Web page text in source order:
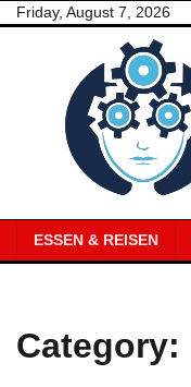
SkipFriday, August 7, 2026
ESSEN & REISEN
Category: